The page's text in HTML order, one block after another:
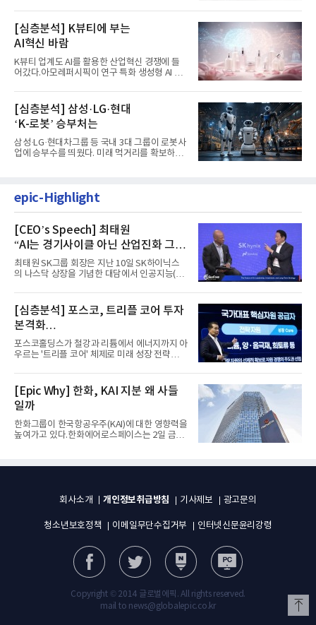
[심층분석] K뷰티에 부는
AI혁신 바람
K뷰티 업계도 AI를 활용한 산업혁신 경쟁에 들
어갔다.아모레퍼시픽이 연구 특화 생성형 AI 플
[심층분석] 삼성·LG·현대
‘K-로봇’ 승부처는
삼성·LG·현대차그룹 등 국내 3대 그룹이 로봇사
업에 승부수를 띄웠다. 미래 먹거리를 확보하기
epic-Highlight
[CEO’s Speech] 최태원
“AI는 경기사이클 아닌 산업진화 그
자체”
최태원 SK그룹 회장은 지난 10일 SK하이닉스
의 나스닥 상장을 기념한 대담에서 인공지능(AI)
[심층분석] 포스코, 트리플 코어 투자
본격화
16조7천억원 투자 재원 마련 전략은?
포스코홀딩스가 철강과 리튬에서 에너지까지 아
우르는 '트리플 코어' 체제로 미래 성장 전략을
[Epic Why] 한화, KAI 지분 왜 사들
일까
한화그룹이 한국항공우주(KAI)에 대한 영향력을
높여가고 있다.한화에어로스페이스는 2일 금융
회사소개 개인정보취급방침 기사제보 광고문의
청소년보호정책 이메일무단수집거부 인터넷신문윤리강령
Copyright © 2014 글로벌에픽. All rights reserved.
mail to news@globalepic.co.kr